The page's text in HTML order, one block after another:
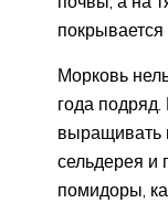
Морковь
года
выращивать
сельдерея и
помидоры,